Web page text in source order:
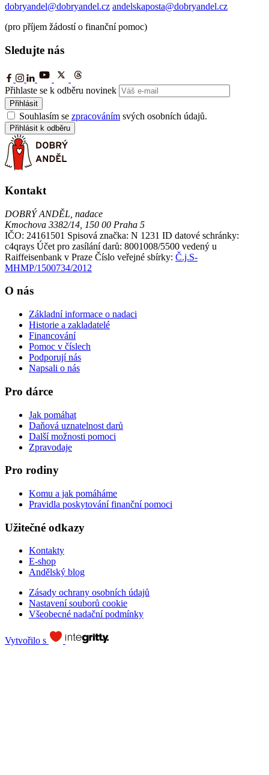
dobryandel@dobryandel.cz andelskaposta@dobryandel.cz
(pro příjem žádostí o finanční pomoc)
Sledujte nás
Přihlaste se k odběru novinek
Přihlásit
Souhlasím se zpracováním svých osobních údajů.
Přihlásit k odběru
Kontakt
DOBRÝ ANDĚL, nadace
Kmochova 3382/14, 150 00 Praha 5
IČO: 24161501 Spisová značka: N 1231 ID datové schránky:
c4qrays Účet pro zasílání darů: 8001008/5500 vedený u
Raiffeisenbank v Praze Číslo veřejné sbírky: Č.j.S-
MHMP/1500734/2012
O nás
Základní informace o nadaci
Historie a zakladatelé
Financování
Pomoc v číslech
Podporují nás
Napsali o nás
Pro dárce
Jak pomáhat
Daňová uznatelnost darů
Další možnosti pomoci
Zpravodaje
Pro rodiny
Komu a jak pomáháme
Pravidla poskytování finanční pomoci
Užitečné odkazy
Kontakty
E-shop
Andělský blog
Zásady ochrany osobních údajů
Nastavení souborů cookie
Všeobecné nadační podmínky
Vytvořilo s